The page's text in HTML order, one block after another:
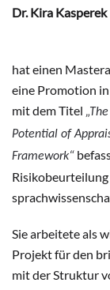
Dr. Kira Kasperek
hat einen
eine Promotion
mit dem Titel
Potential of
Framework“
Sie arbeitete als
Projekt für den
mit der Struktur